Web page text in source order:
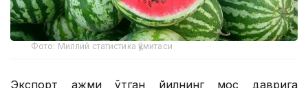
Фото: Миллий статистика қўмитаси
Экспорт ҳажми ўтган йилнинг мос даврига